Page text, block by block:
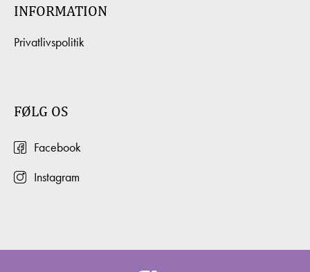
INFORMATION
Privatlivspolitik
FØLG OS
Facebook
Instagram